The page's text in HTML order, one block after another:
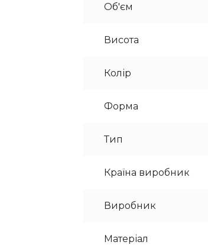
Об'єм
Висота
Колір
Форма
Тип
Країна виробник
Виробник
Матеріал